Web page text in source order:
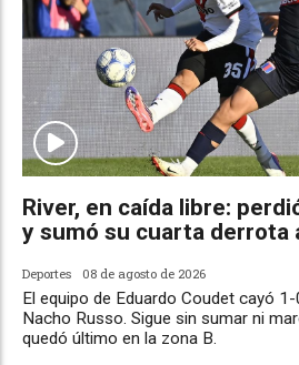
River, en caída libre:
y sumó su cuarta derrota
Deportes 08 de agosto de 2026
El equipo de Eduardo Coudet cayó
Nacho Russo. Sigue sin sumar ni
quedó último en la zona B.